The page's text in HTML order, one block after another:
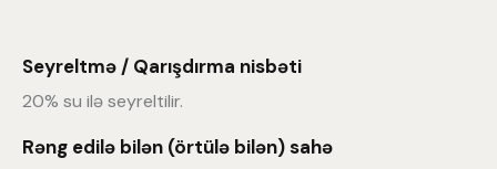
Seyreltmə / Qarışdırma nisbəti
20% su ilə seyreltilir.
Rəng edilə bilən (örtülə bilən) sahə